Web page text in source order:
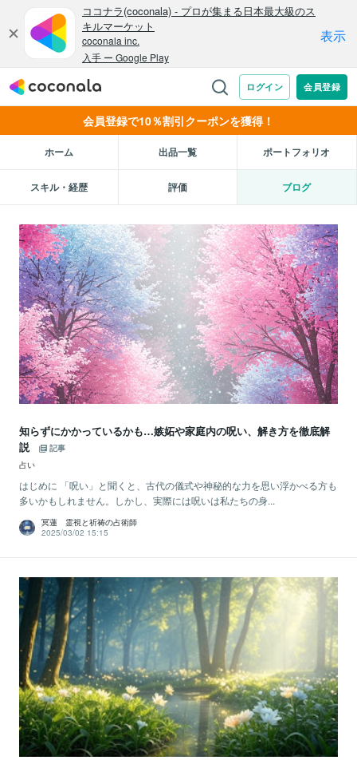
会員登録で10％割引クーポンを獲得！
ホーム 出品一覧 ポートフォリオ
スキル・経歴 評価 ブログ
知らずにかかっているかも…嫉妬や家庭内の呪い、解き方を徹底解
説
記事
占い
はじめに 「呪い」と聞くと、古代の儀式や神秘的な力を思い浮かべる方も
多いかもしれません。しかし、実際には呪いは私たちの身...
冥蓮 霊視と祈祷の占術師
2025/03/02 15:15